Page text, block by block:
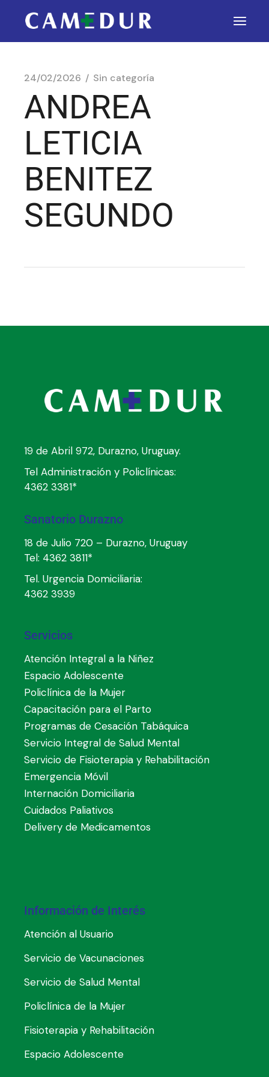
24/02/2026 Sin categoría
ANDREA
LETICIA
BENITEZ
SEGUNDO
19 de Abril 972, Durazno, Uruguay.
Tel Administración y Policlínicas:
4362 3381*
Sanatorio Durazno
18 de Julio 720 – Durazno, Uruguay
Tel: 4362 3811*
Tel. Urgencia Domiciliaria:
4362 3939
Servicios
Atención Integral a la Niñez
Espacio Adolescente
Policlínica de la Mujer
Capacitación para el Parto
Programas de Cesación Tabáquica
Servicio Integral de Salud Mental
Servicio de Fisioterapia y Rehabilitación
Emergencia Móvil
Internación Domiciliaria
Cuidados Paliativos
Delivery de Medicamentos
Información de Interés
Atención al Usuario
Servicio de Vacunaciones
Servicio de Salud Mental
Policlínica de la Mujer
Fisioterapia y Rehabilitación
Espacio Adolescente